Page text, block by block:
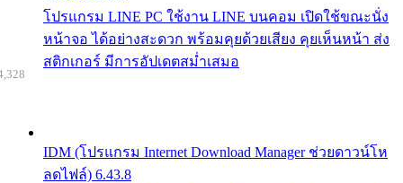
โปรแกรม LINE PC ใช้งาน LINE บนคอม เปิดใช้ขณะนั่ง
หน้าจอ ได้อย่างสะดวก พร้อมคุยด้วยเสียง คุยเห็นหน้า ส่ง
สติกเกอร์ มีการอัปเดตสม่ำเสมอ
IDM (โปรแกรม Internet Download Manager ช่วยดาวน์โห
ลดไฟล์) 6.43.8